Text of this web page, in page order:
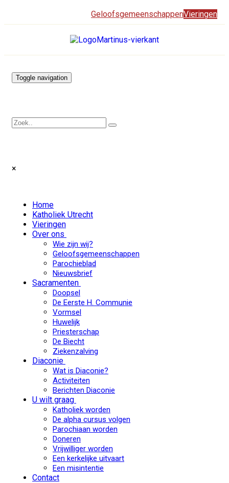
GeloofsgemeenschappenVieringen
Toggle navigation
×
Home
Katholiek Utrecht
Vieringen
Over ons
Wie zijn wij?
Geloofsgemeenschappen
Parochieblad
Nieuwsbrief
Sacramenten
Doopsel
De Eerste H. Communie
Vormsel
Huwelijk
Priesterschap
De Biecht
Ziekenzalving
Diaconie
Wat is Diaconie?
Activiteiten
Berichten Diaconie
U wilt graag
Katholiek worden
De alpha cursus volgen
Parochiaan worden
Doneren
Vrijwilliger worden
Een kerkelijke uitvaart
Een misintentie
Contact